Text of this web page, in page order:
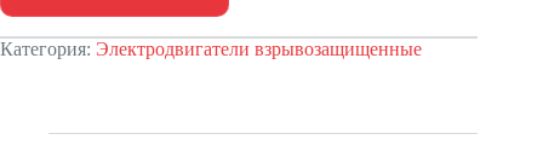
Категория: Электродвигатели взрывозащищенные